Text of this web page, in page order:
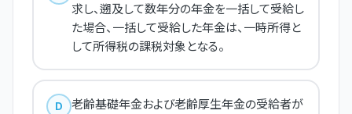
求し、遡及して数年分の年金を一括して受給し
た場合、一括して受給した年金は、一時所得と
して所得税の課税対象となる。
D
老齢基礎年金および老齢厚生年金の受給者が